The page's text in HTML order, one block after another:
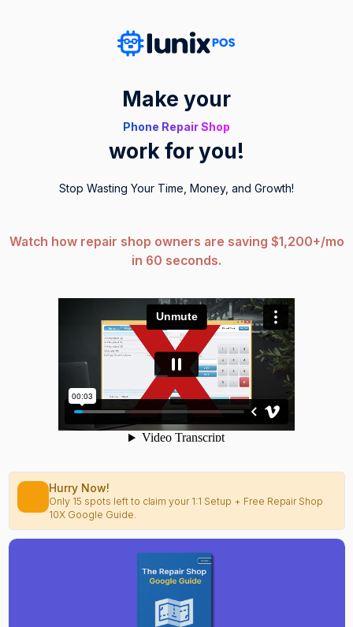
Make your
Phone Repair Shop
work for you!
Stop Wasting Your Time, Money, and Growth!
Watch how repair shop owners are saving $1,200+/mo
in 60 seconds.
Hurry Now!
Only 15 spots left to claim your 1:1 Setup + Free Repair Shop
10X Google Guide.